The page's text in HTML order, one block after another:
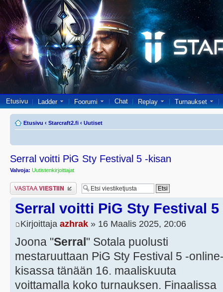
Etusivu Ladder Foorumi Chat Replay Turnaukset
Etusivu ‹ Starcraft2.fi ‹ Uutiset
Serral voitti PiG Sty Festival 5 -kisan
Valvoja: Uutistenkirjoittajat
Lähetä vastaus
Serral voitti PiG Sty Festival
Kirjoittaja azhrak » 16 Maalis 2025, 20:06
Joona "Serral" Sotala puolusti
mestaruuttaan PiG Sty Festival 5 -
kisassa tänään 16. maaliskuuta
voittamalla koko turnauksen. Finaalissa